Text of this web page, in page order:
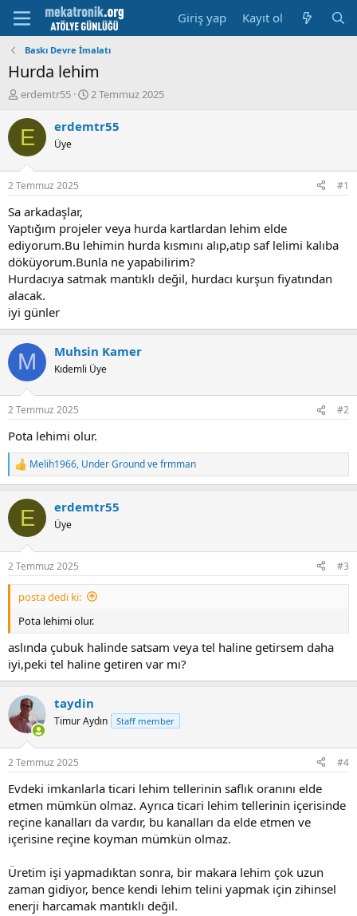
Giriş yap Kayıt ol
Baskı Devre İmalatı
Hurda lehim
K
n
u
u
b
a
ş
a
t
a
n
erdemtr55
B
ş
t
i
h
i
2 Temmuz 2025
E erdemtr55
Üye
2 Temmuz 2025 #1
Sa arkadaşlar,
Yaptığım projeler veya hurda kartlardan lehim elde
ediyorum.Bu lehimin hurda kısmını alıp,atıp saf lelimi kalıba
döküyorum.Bunla ne yapabilirim?
Hurdacıya satmak mantıklı değil, hurdacı kurşun fiyatından
alacak.
iyi günler
M Muhsin Kamer
Kıdemli Üye
2 Temmuz 2025 #2
Pota lehimi olur.
R
e
c
i
s
:
Melih1966, Under Groundvefrmman
E erdemtr55
Üye
2 Temmuz 2025 #3
posta dedi ki:
Pota lehimi olur.
aslında çubuk halinde satsam veya tel haline getirsem daha
iyi,peki tel haline getiren var mı?
taydin
Timur Aydın Staff member
2 Temmuz 2025 #4
Evdeki imkanlarla ticari lehim tellerinin saflık oranını elde
etmen mümkün olmaz. Ayrıca ticari lehim tellerinin içerisinde
reçine kanalları da vardır, bu kanalları da elde etmen ve
içerisine reçine koyman mümkün olmaz.
Üretim işi yapmadıktan sonra, bir makara lehim çok uzun
zaman gidiyor, bence kendi lehim telini yapmak için zihinsel
enerji harcamak mantıklı değil.